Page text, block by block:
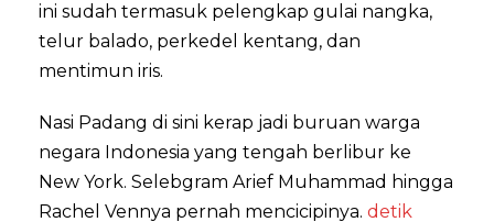
ini sudah termasuk pelengkap gulai nangka,
telur balado, perkedel kentang, dan
mentimun iris.
Nasi Padang di sini kerap jadi buruan warga
negara Indonesia yang tengah berlibur ke
New York. Selebgram Arief Muhammad hingga
Rachel Vennya pernah mencicipinya. detik